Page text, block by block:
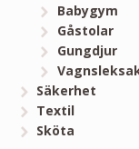
Babygym
Gåstolar
Gungdjur
Säkerhet
Textil
Sköta